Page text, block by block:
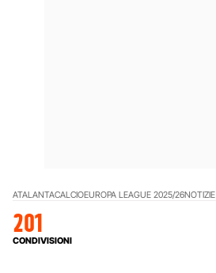
ATALANTACALCIOEUROPA LEAGUE 2025/26NOTIZIE
201
CONDIVISIONI